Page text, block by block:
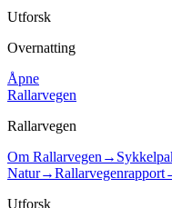
Utforsk
Overnatting
Åpne
Rallarvegen
Rallarvegen
Om Rallarvegen →
Natur→Rallarvegenrapport
Utforsk